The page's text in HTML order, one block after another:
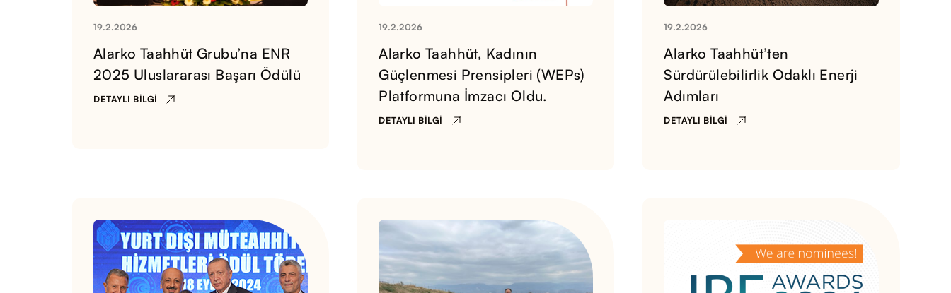
19.2.2026
Alarko Taahhüt Grubu’na ENR
2025 Uluslararası Başarı Ödülü
DETAYLI BILGI
19.2.2026
Alarko Taahhüt, Kadının
Güçlenmesi Prensipleri (WEPs)
Platformuna İmzacı Oldu.
DETAYLI BILGI
19.2.2026
Alarko Taahhüt’ten
Sürdürülebilirlik Odaklı Enerji
Adımları
DETAYLI BILGI